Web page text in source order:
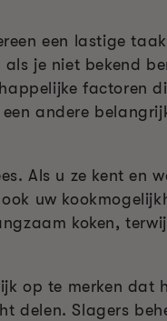
een lastige
je niet bekend
factoren
andere
Als u ze kent en
uw
koken,
op te merken
delen. Slagers